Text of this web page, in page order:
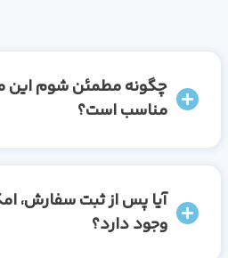
چگونه مطمئن شوم این
مناسب است؟
آیا پس از ثبت سفارش،
وجود دارد؟